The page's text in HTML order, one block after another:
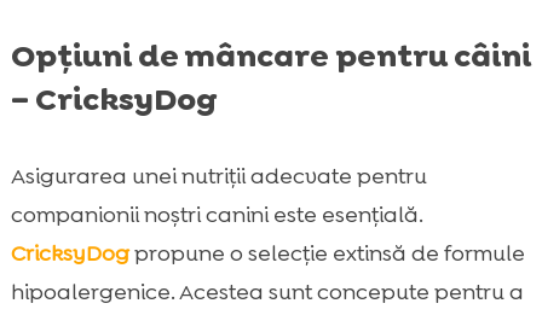
Opțiuni de mâncare pentru câini
– CricksyDog
Asigurarea unei nutriții adecvate pentru
companionii noștri canini este esențială.
CricksyDogpropune o selecție extinsă de formule
hipoalergenice. Acestea sunt concepute pentru a